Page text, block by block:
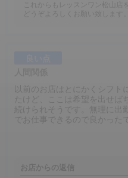
これからもレッスンワン松山店を
どうぞよろしくお願い致します。
以前のお店はとにかくシフト
たけど、ここは希望を出せば
続けられそうです。無理に
でお仕事できるので良かった
お店からの返信